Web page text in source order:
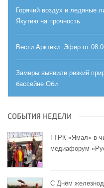
Горячий воздух и ледяные
Якутию на прочность
Вести Арктики. Эфир от
Замеры выявили резкий
бассейне Оби
СОБЫТИЯ НЕДЕЛИ
ГТРК «Ямал» в
медиафорум
С Днём